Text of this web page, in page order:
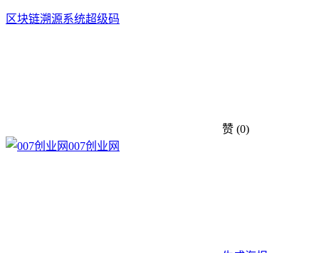
区块链溯源系统超级码
赞 (0)
007创业网